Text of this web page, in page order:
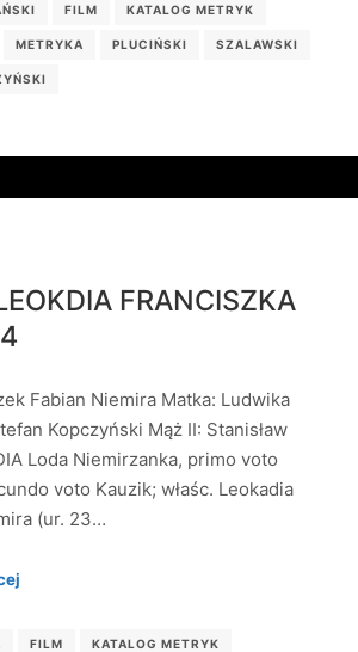
FILM KATALOG METRYK
METRYKA PLUCIŃSKI SZALAWSKI
FRANCISZKA
Fabian Niemira Matka: Ludwika
Kopczyński Mąż II: Stanisław
Loda Niemirzanka, primo voto
voto Kauzik; właśc. Leokadia
(ur. 23…
FILM KATALOG METRYK